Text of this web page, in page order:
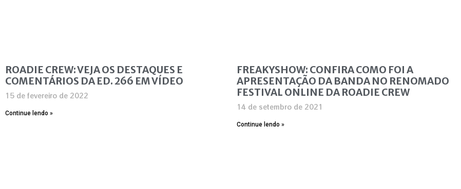
ROADIE CREW: VEJA OS DESTAQUES E
COMENTÁRIOS DA ED. 266 EM VÍDEO
15 de fevereiro de 2022
Continue lendo »
FREAKYSHOW: CONFIRA COMO FOI A
APRESENTAÇÃO DA BANDA NO RENOMADO
FESTIVAL ONLINE DA ROADIE CREW
14 de setembro de 2021
Continue lendo »